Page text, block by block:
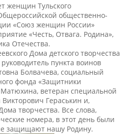
женщин Тульского
общественно-
«Союз женщин России»
«Честь, Отвага. Родина»,
Отечества.
Дома детского творчества
пункта воинов
Болвачева, социальный
фонда «Защитники
ветеран специальной
Гераськин и,
творчества. Все слова,
номера, в этот день были
защищают нашу Родину.